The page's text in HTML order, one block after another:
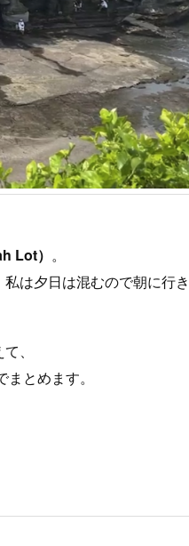
Lot） 。
は夕日は混むので朝に行
、
とめます。